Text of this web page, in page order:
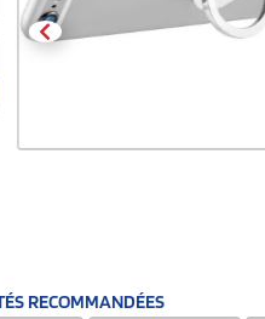
RECOMMANDÉES